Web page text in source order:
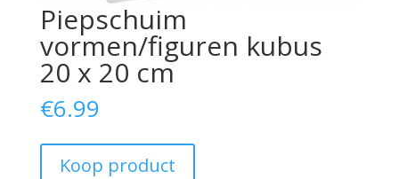
Piepschuim
vormen/figuren kubus
20 x 20 cm
€6.99
Koop product